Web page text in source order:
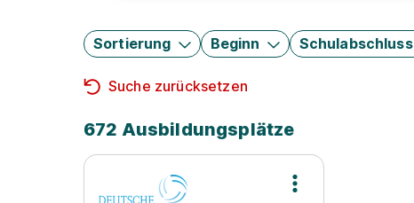
Sortierung Beginn Schulabschluss
Suche zurücksetzen
672 Ausbildungsplätze